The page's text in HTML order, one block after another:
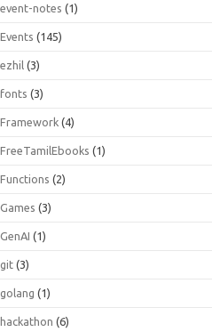
event-notes (1)
Events (145)
ezhil (3)
fonts (3)
Framework (4)
FreeTamilEbooks (1)
Functions (2)
Games (3)
GenAI (1)
git (3)
golang (1)
hackathon (6)